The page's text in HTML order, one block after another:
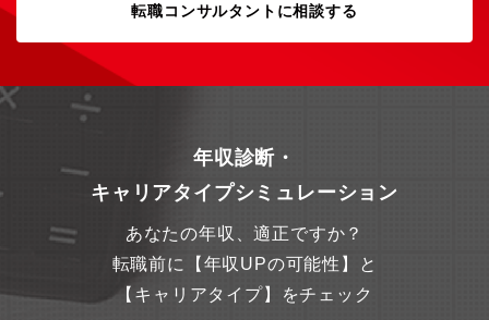
転職コンサルタントに相談する
年収診断・
キャリアタイプシミュレーション
あなたの年収、適正ですか？
転職前に【年収UPの可能性】と
【キャリアタイプ】をチェック